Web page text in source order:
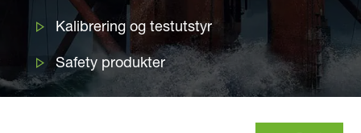
Kalibrering og testutstyr
Safety produkter